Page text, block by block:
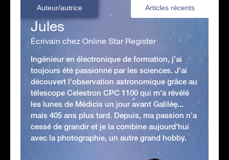
Auteur/autrice Articles récents
Jules
Écrivain chez Online Star Register
Ingénieur en électronique de formation, j’ai
toujours été passionné par les sciences. J'ai
découvert l'observation astronomique grâce au
télescope Celestron CPC 1100 qui m'a révélé
les lunes de Médicis un jour avant Galilée...
mais 405 ans plus tard. Depuis, ma passion n'a
cessé de grandir et je la combine aujourd'hui
avec la photographie, un autre grand hobby.